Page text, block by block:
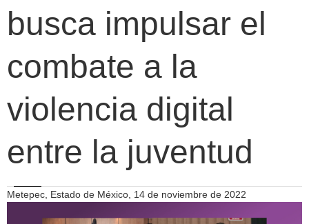
busca impulsar el
combate a la
violencia digital
entre la juventud
Metepec, Estado de México, 14 de noviembre de 2022